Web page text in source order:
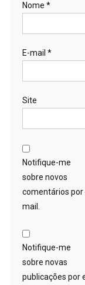
Nome *
E-mail *
Site
Notifique-me
sobre novos
comentários por
mail.
Notifique-me
sobre novas
publicações por